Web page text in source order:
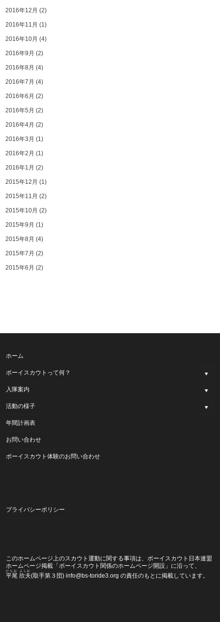
2016年12月 (2)
2016年11月 (1)
2016年10月 (4)
2016年9月 (2)
2016年8月 (4)
2016年7月 (4)
2016年6月 (2)
2016年5月 (2)
2016年4月 (2)
2016年3月 (1)
2016年2月 (1)
2016年1月 (2)
2015年12月 (1)
2015年11月 (2)
2015年10月 (2)
2015年9月 (1)
2015年8月 (4)
2015年7月 (2)
2015年6月 (2)
ホーム
ボーイスカウトって何？
入隊案内
活動の様子
年間計画表
お問い合わせ
ボーイスカウト体験のお問い合わせ
プライバシーポリシー
このホームページ上のスカウト運動に関する事項は、ボーイスカウト日本連盟
ホームページ掲載「ボーイスカウト関係のホームページ開設」 に沿って、
平尾 欣夫
ひらお よしお
(取手第３団) info@bs-toride3.org の責任のもとに掲載しています。